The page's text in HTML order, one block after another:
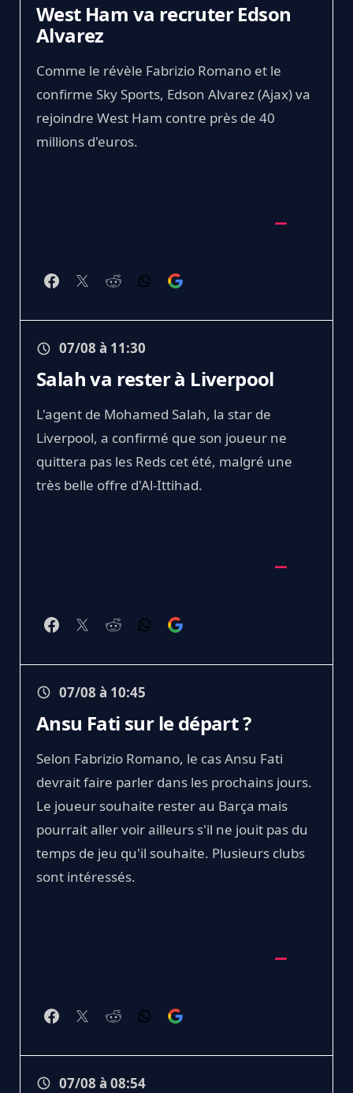
West Ham va recruter Edson
Alvarez
Comme le révèle Fabrizio Romano et le
confirme Sky Sports, Edson Alvarez (Ajax) va
rejoindre West Ham contre près de 40
millions d'euros.
07/08 à 11:30
Salah va rester à Liverpool
L'agent de Mohamed Salah, la star de
Liverpool, a confirmé que son joueur ne
quittera pas les Reds cet été, malgré une
très belle offre d'Al-Ittihad.
07/08 à 10:45
Ansu Fati sur le départ ?
Selon Fabrizio Romano, le cas Ansu Fati
devrait faire parler dans les prochains jours.
Le joueur souhaite rester au Barça mais
pourrait aller voir ailleurs s'il ne jouit pas du
temps de jeu qu'il souhaite. Plusieurs clubs
sont intéressés.
07/08 à 08:54